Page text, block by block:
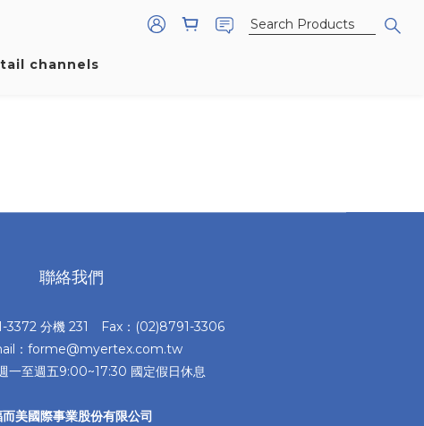
channels
聯絡我們
3372 分機 231 Fax：(02)8791-3306
：forme@myertex.com.tw
一至週五9:00~17:30 國定假日休息
美國際事業股份有限公司